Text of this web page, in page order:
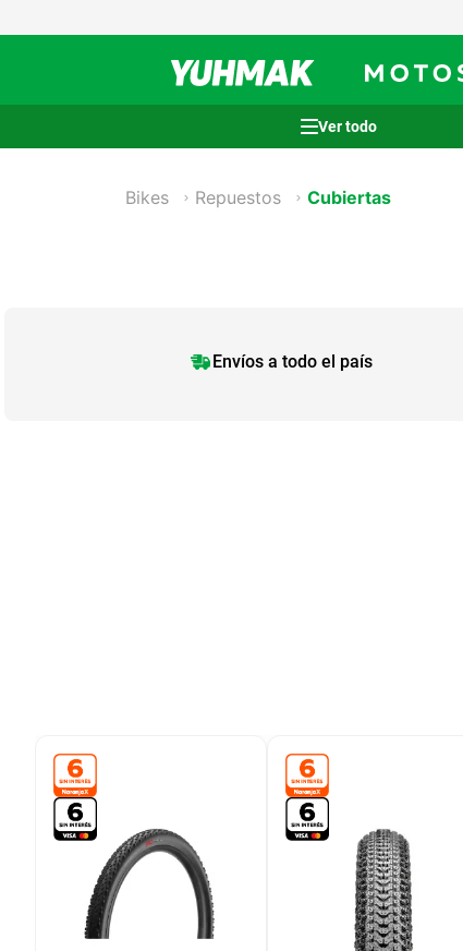
Bikes Repuestos Cubiertas
Envíos a todo el país